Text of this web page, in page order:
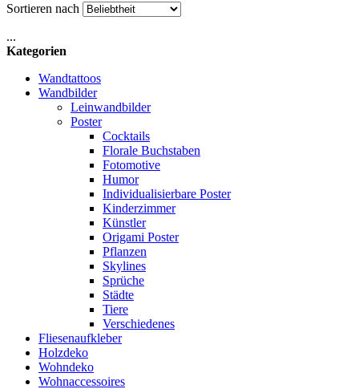
Sortieren nach
...
Kategorien
Wandtattoos
Wandbilder
Leinwandbilder
Poster
Cocktails
Florale Buchstaben
Fotomotive
Humor
Individualisierbare Poster
Kinderzimmer
Künstler
Origami Poster
Pflanzen
Skylines
Sprüche
Städte
Tiere
Verschiedenes
Fliesenaufkleber
Holzdeko
Wohndeko
Wohnaccessoires